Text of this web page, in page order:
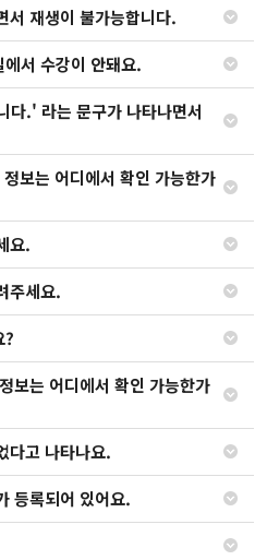
서 재생이 불가능합니다.
서 수강이 안돼요.
다.' 라는 문구가 나타나면서
보는 어디에서 확인 가능한가
요.
주세요.
?
보는 어디에서 확인 가능한가
다고 나타나요.
등록되어 있어요.